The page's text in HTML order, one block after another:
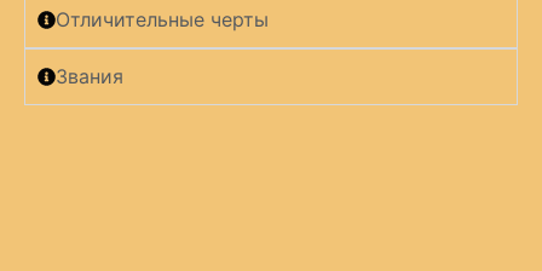
Отличительные черты
Звания